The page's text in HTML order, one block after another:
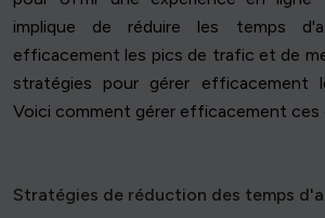
implique de réduire les temps
efficacement les pics de trafic et de
stratégies pour gérer efficacement
Voici comment gérer efficacement ces
Stratégies de réduction des temps